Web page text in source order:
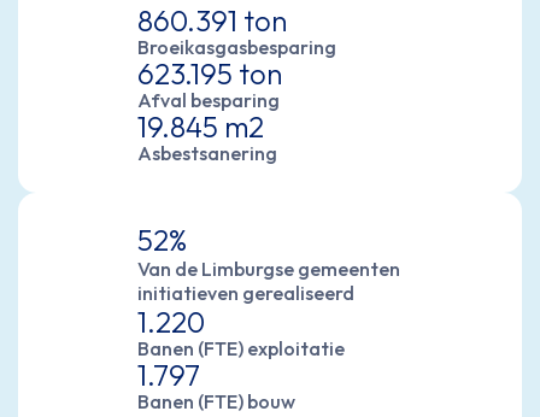
860.391 ton
Broeikasgasbesparing
623.195 ton
Afval besparing
19.845 m2
Asbestsanering
52%
Van de Limburgse gemeenten
initiatieven gerealiseerd
1.220
Banen (FTE) exploitatie
1.797
Banen (FTE) bouw